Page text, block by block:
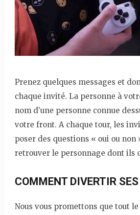
Prenez quelques messages et
chaque invité. La personne à
nom d’une personne connue
votre front. A chaque tour, les
poser des questions « oui ou non
retrouver le personnage dont ils
COMMENT DIVERTIR
Nous vous promettons que tout